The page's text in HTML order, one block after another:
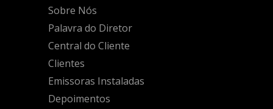
Sobre Nós
Palavra do Diretor
Central do Cliente
Clientes
Emissoras Instaladas
Depoimentos